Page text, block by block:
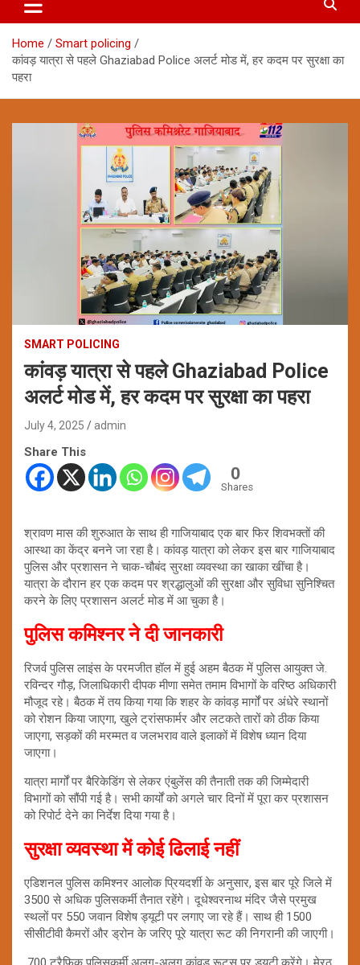
Home
Smart policing
कांवड़ यात्रा से पहले Ghaziabad Police अलर्ट मोड में, हर कदम पर सुरक्षा का
पहरा
SMART POLICING
कांवड़ यात्रा से पहले Ghaziabad Police
अलर्ट मोड में, हर कदम पर सुरक्षा का पहरा
July 4, 2025 admin
Share This
0
Shares
श्रावण मास की शुरुआत के साथ ही गाजियाबाद एक बार फिर शिवभक्तों की
आस्था का केंद्र बनने जा रहा है। कांवड़ यात्रा को लेकर इस बार गाजियाबाद
पुलिस और प्रशासन ने चाक-चौबंद सुरक्षा व्यवस्था का खाका खींचा है।
यात्रा के दौरान हर एक कदम पर श्रद्धालुओं की सुरक्षा और सुविधा सुनिश्चित
करने के लिए प्रशासन अलर्ट मोड में आ चुका है।
पुलिस कमिश्नर ने दी जानकारी
रिजर्व पुलिस लाइंस के परमजीत हॉल में हुई अहम बैठक में पुलिस आयुक्त जे.
रविन्दर गौड़, जिलाधिकारी दीपक मीणा समेत तमाम विभागों के वरिष्ठ अधिकारी
मौजूद रहे। बैठक में तय किया गया कि शहर के कांवड़ मार्गों पर अंधेरे स्थानों
को रोशन किया जाएगा, खुले ट्रांसफार्मर और लटकते तारों को ठीक किया
जाएगा, सड़कों की मरम्मत व जलभराव वाले इलाकों में विशेष ध्यान दिया
जाएगा।
यात्रा मार्गों पर बैरिकेडिंग से लेकर एंबुलेंस की तैनाती तक की जिम्मेदारी
विभागों को सौंपी गई है। सभी कार्यों को अगले चार दिनों में पूरा कर प्रशासन
को रिपोर्ट देने का निर्देश दिया गया है।
सुरक्षा व्यवस्था में कोई ढिलाई नहीं
एडिशनल पुलिस कमिश्नर आलोक प्रियदर्शी के अनुसार, इस बार पूरे जिले में
3500 से अधिक पुलिसकर्मी तैनात रहेंगे। दूधेश्वरनाथ मंदिर जैसे प्रमुख
स्थलों पर 550 जवान विशेष ड्यूटी पर लगाए जा रहे हैं। साथ ही 1500
सीसीटीवी कैमरों और ड्रोन के जरिए पूरे यात्रा रूट की निगरानी की जाएगी।